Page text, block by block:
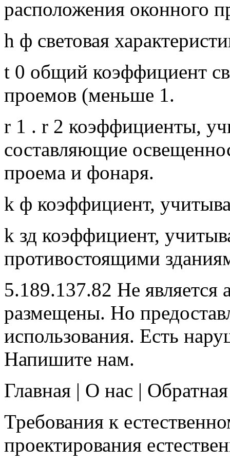
расположения оконного
h ф световая
t 0 общий коэффициент
проемов (меньше 1.
r 1 . r 2 коэффициенты,
составляющие
проема и фонаря.
k ф коэффициент,
k зд коэффициент,
противостоящими
5.189.137.82 Не является
размещены. Но
использования. Есть
Напишите нам.
Главная | О нас | Обратная
Требования к
проектирования